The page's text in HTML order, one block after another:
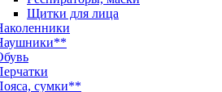
Щитки для лица
сумки**